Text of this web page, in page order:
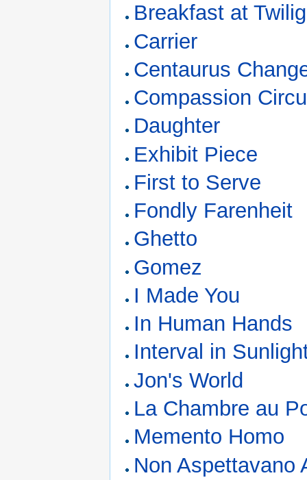
Breakfast at
Carrier
Centaurus
Compassion
Daughter
Exhibit Piece
First to Serve
Fondly Farenheit
Ghetto
Gomez
I Made You
In Human Hands
Interval in
Jon's World
La Chambre au
Memento Homo
Non Aspettavano